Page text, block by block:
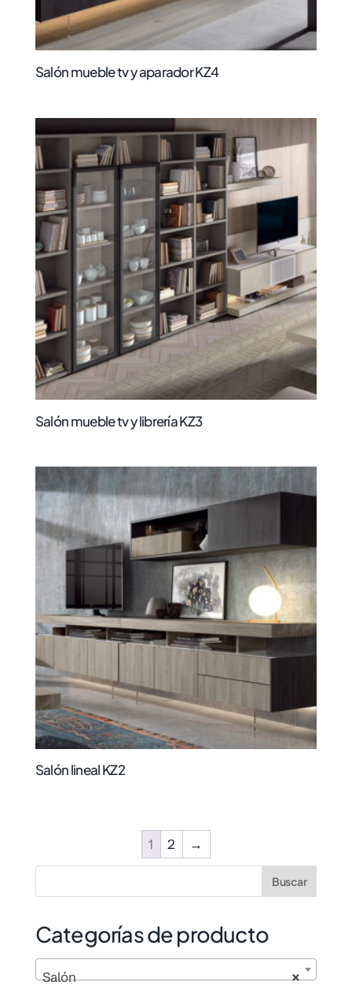
Salón mueble tv y aparador KZ4
Salón mueble tv y librería KZ3
Salón lineal KZ2
1 2 →
Categorías de producto
×
Salón